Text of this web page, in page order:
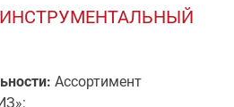
Ассортимент